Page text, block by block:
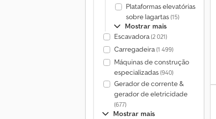
Plataformas elevatórias
sobre lagartas(15)
Mostrar mais
Escavadora(2 021)
Carregadeira(1 499)
Máquinas de construção
especializadas(940)
Gerador de corrente &
gerador de eletricidade
(677)
Mostrar mais